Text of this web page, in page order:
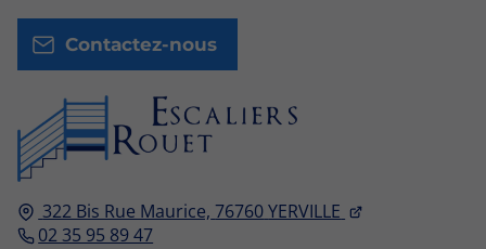
322 Bis Rue Maurice, 76760YERVILLE
02 35 95 89 47
Contactez-nous